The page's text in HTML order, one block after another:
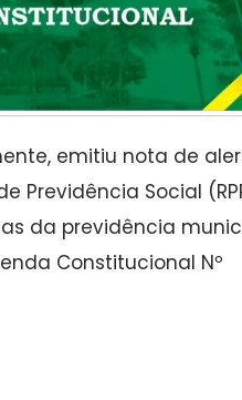
emitiu nota de
Previdência Social
da previdência
Constitucional Nº